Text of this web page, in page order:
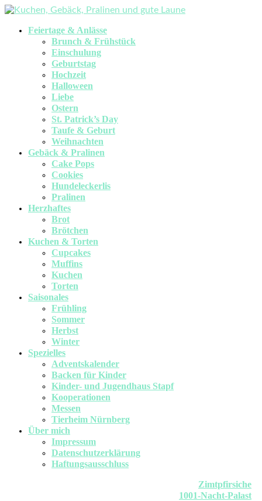
Feiertage & Anlässe
Brunch & Frühstück
Einschulung
Geburtstag
Hochzeit
Halloween
Liebe
Ostern
St. Patrick’s Day
Taufe & Geburt
Weihnachten
Gebäck & Pralinen
Cake Pops
Cookies
Hundeleckerlis
Pralinen
Herzhaftes
Brot
Brötchen
Kuchen & Torten
Cupcakes
Muffins
Kuchen
Torten
Saisonales
Frühling
Sommer
Herbst
Winter
Spezielles
Adventskalender
Backen für Kinder
Kinder- und Jugendhaus Stapf
Kooperationen
Messen
Tierheim Nürnberg
Über mich
Impressum
Datenschutzerklärung
Haftungsausschluss
Zimtpfirsiche
1001-Nacht-Palast